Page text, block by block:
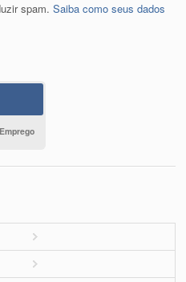
spam.Saiba como seus dados